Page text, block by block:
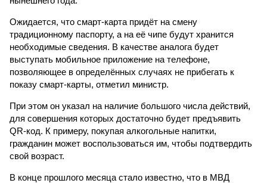
Ожидается, что смарт-карта придёт на смену
традиционному паспорту, а на её чипе будут хранится
необходимые сведения. В качестве аналога будет
выступать мобильное приложение на телефоне,
позволяющее в определённых случаях не прибегать к
показу смарт-карты, отметил министр.
При этом он указал на наличие большого числа действий,
для совершения которых достаточно будет предъявить
QR-код. К примеру, покупая алкогольные напитки,
гражданин может воспользоваться им, чтобы подтвердить
свой возраст.
В конце прошлого месяца стало известно, что в МВД